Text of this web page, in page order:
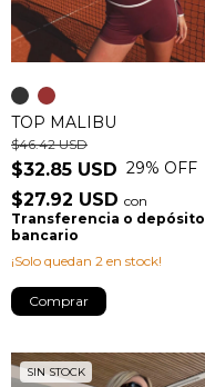
TOP MALIBU
$32.85 USD
$46.42 USD
29% OFF
$27.92 USD con
Transferencia o depósito
bancario
¡Solo quedan 2 en stock!
Comprar
SIN STOCK